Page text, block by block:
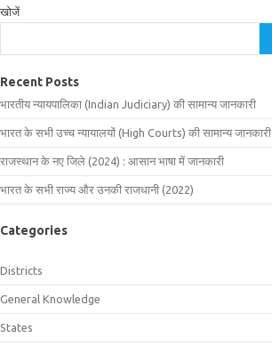
खोजें
Recent Posts
भारतीय न्यायपालिका (Indian Judiciary) की सामान्य जानकारी
भारत के सभी उच्च न्यायालयों (High Courts) की सामान्य जानकारी
राजस्थान के नए जिले (2024) : आसान भाषा में जानकारी
भारत के सभी राज्य और उनकी राजधानी (2022)
Categories
Districts
General Knowledge
States